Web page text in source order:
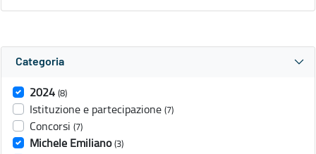
Categoria
2024 (8)
Istituzione e partecipazione (7)
Concorsi (7)
Michele Emiliano (3)